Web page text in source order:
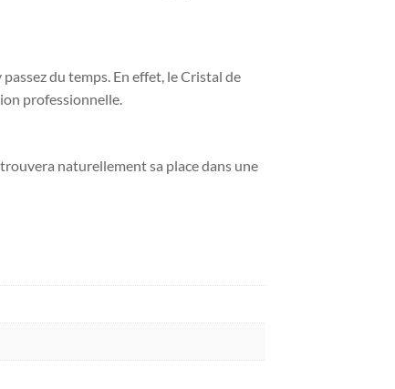
passez du temps. En effet, le Cristal de
professionnelle.
naturellement sa place dans une